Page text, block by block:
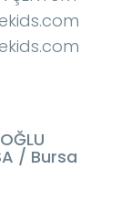
/ Bursa